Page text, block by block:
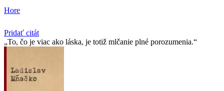
Hore
Pridať citát
To, čo je viac ako láska, je totiž mlčanie plné porozumenia.